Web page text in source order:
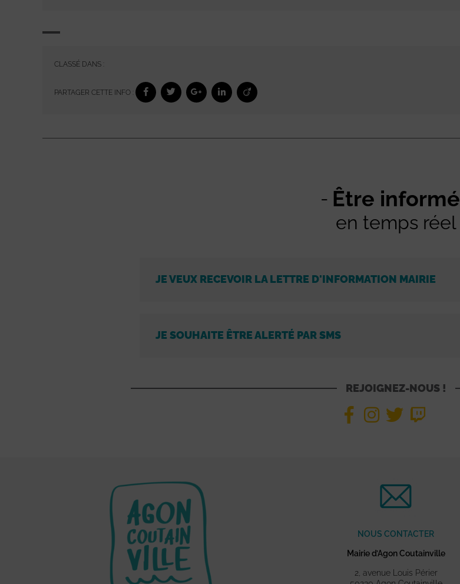
CLASSÉ DANS :
PARTAGER CETTE INFO :
Être informé
en temps réel
JE VEUX RECEVOIR LA LETTRE D'INFORMATION MAIRIE
JE SOUHAITE ÊTRE ALERTÉ PAR SMS
REJOIGNEZ-NOUS !
NOUS CONTACTER
Mairie d’Agon Coutainville
2, avenue Louis Périer